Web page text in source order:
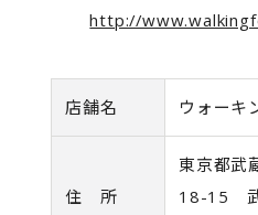
http://
店舗名 ウォーキ
住 所
東京都武
18-15 武